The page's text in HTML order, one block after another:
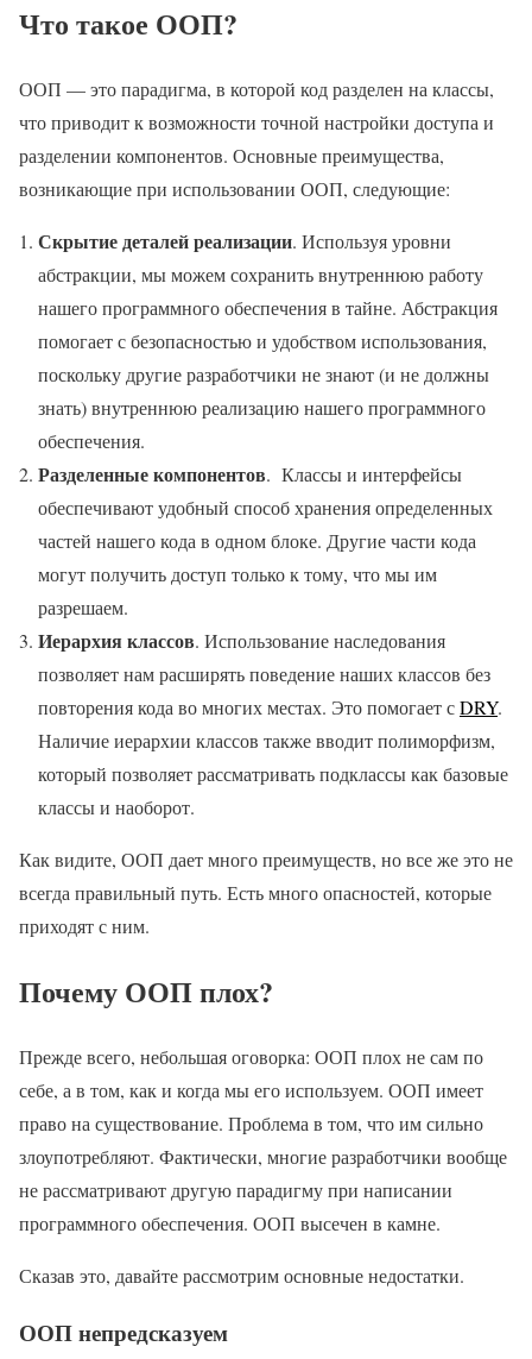
Что такое ООП?
ООП — это парадигма, в которой код разделен на классы,
что приводит к возможности точной настройки доступа и
разделении компонентов. Основные преимущества,
возникающие при использовании ООП, следующие:
Скрытие деталей реализации. Используя уровни
абстракции, мы можем сохранить внутреннюю работу
нашего программного обеспечения в тайне. Абстракция
помогает с безопасностью и удобством использования,
поскольку другие разработчики не знают (и не должны
знать) внутреннюю реализацию нашего программного
обеспечения.
Разделенные компонентов. Классы и интерфейсы
обеспечивают удобный способ хранения определенных
частей нашего кода в одном блоке. Другие части кода
могут получить доступ только к тому, что мы им
разрешаем.
Иерархия классов. Использование наследования
позволяет нам расширять поведение наших классов без
повторения кода во многих местах. Это помогает сDRY.
Наличие иерархии классов также вводит полиморфизм,
который позволяет рассматривать подклассы как базовые
классы и наоборот.
Как видите, ООП дает много преимуществ, но все же это не
всегда правильный путь. Есть много опасностей, которые
приходят с ним.
Почему ООП плох?
Прежде всего, небольшая оговорка: ООП плох не сам по
себе, а в том, как и когда мы его используем. ООП имеет
право на существование. Проблема в том, что им сильно
злоупотребляют. Фактически, многие разработчики вообще
не рассматривают другую парадигму при написании
программного обеспечения. ООП высечен в камне.
Сказав это, давайте рассмотрим основные недостатки.
ООП непредсказуем